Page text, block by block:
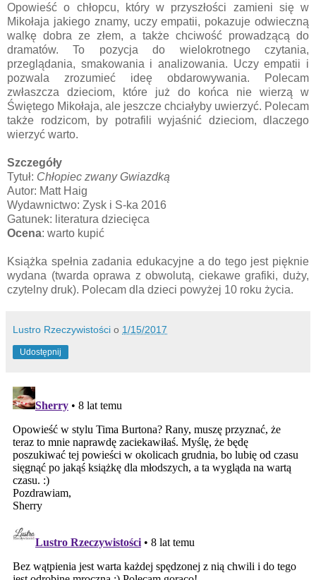
Opowieść o chłopcu, który w przyszłości zamieni się w
Mikołaja jakiego znamy, uczy empatii, pokazuje odwieczną
walkę dobra ze złem, a także chciwość prowadzącą do
dramatów. To pozycja do wielokrotnego czytania,
przeglądania, smakowania i analizowania. Uczy empatii i
pozwala zrozumieć ideę obdarowywania. Polecam
zwłaszcza dzieciom, które już do końca nie wierzą w
Świętego Mikołaja, ale jeszcze chciałyby uwierzyć. Polecam
także rodzicom, by potrafili wyjaśnić dzieciom, dlaczego
wierzyć warto.
Szczegóły
Tytuł: Chłopiec zwany Gwiazdką
Autor: Matt Haig
Wydawnictwo: Zysk i S-ka 2016
Gatunek: literatura dziecięca
Ocena: warto kupić
Książka spełnia zadania edukacyjne a do tego jest pięknie
wydana (twarda oprawa z obwolutą, ciekawe grafiki, duży,
czytelny druk). Polecam dla dzieci powyżej 10 roku życia.
Lustro Rzeczywistości o 1/15/2017
Udostępnij